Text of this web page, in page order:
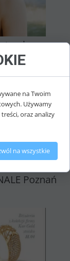
Poznań
na Twoim
Używamy
oraz analizy
na wszystkie